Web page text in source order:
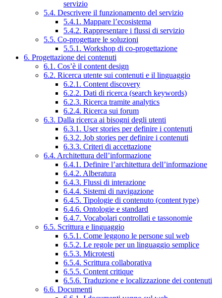
servizio
5.4. Descrivere il funzionamento del servizio
5.4.1. Mappare l’ecosistema
5.4.2. Rappresentare i flussi di servizio
5.5. Co-progettare le soluzioni
5.5.1. Workshop di co-progettazione
6. Progettazione dei contenuti
6.1. Cos’è il content design
6.2. Ricerca utente sui contenuti e il linguaggio
6.2.1. Content discovery
6.2.2. Dati di ricerca (search keywords)
6.2.3. Ricerca tramite analytics
6.2.4. Ricerca sui forum
6.3. Dalla ricerca ai bisogni degli utenti
6.3.1. User stories per definire i contenuti
6.3.2. Job stories per definire i contenuti
6.3.3. Criteri di accettazione
6.4. Architettura dell’informazione
6.4.1. Definire l’architettura dell’informazione
6.4.2. Alberatura
6.4.3. Flussi di interazione
6.4.4. Sistemi di navigazione
6.4.5. Tipologie di contenuto (content type)
6.4.6. Ontologie e standard
6.4.7. Vocabolari controllati e tassonomie
6.5. Scrittura e linguaggio
6.5.1. Come leggono le persone sul web
6.5.2. Le regole per un linguaggio semplice
6.5.3. Microtesti
6.5.4. Scrittura collaborativa
6.5.5. Content critique
6.5.6. Traduzione e localizzazione dei contenuti
6.6. Documenti